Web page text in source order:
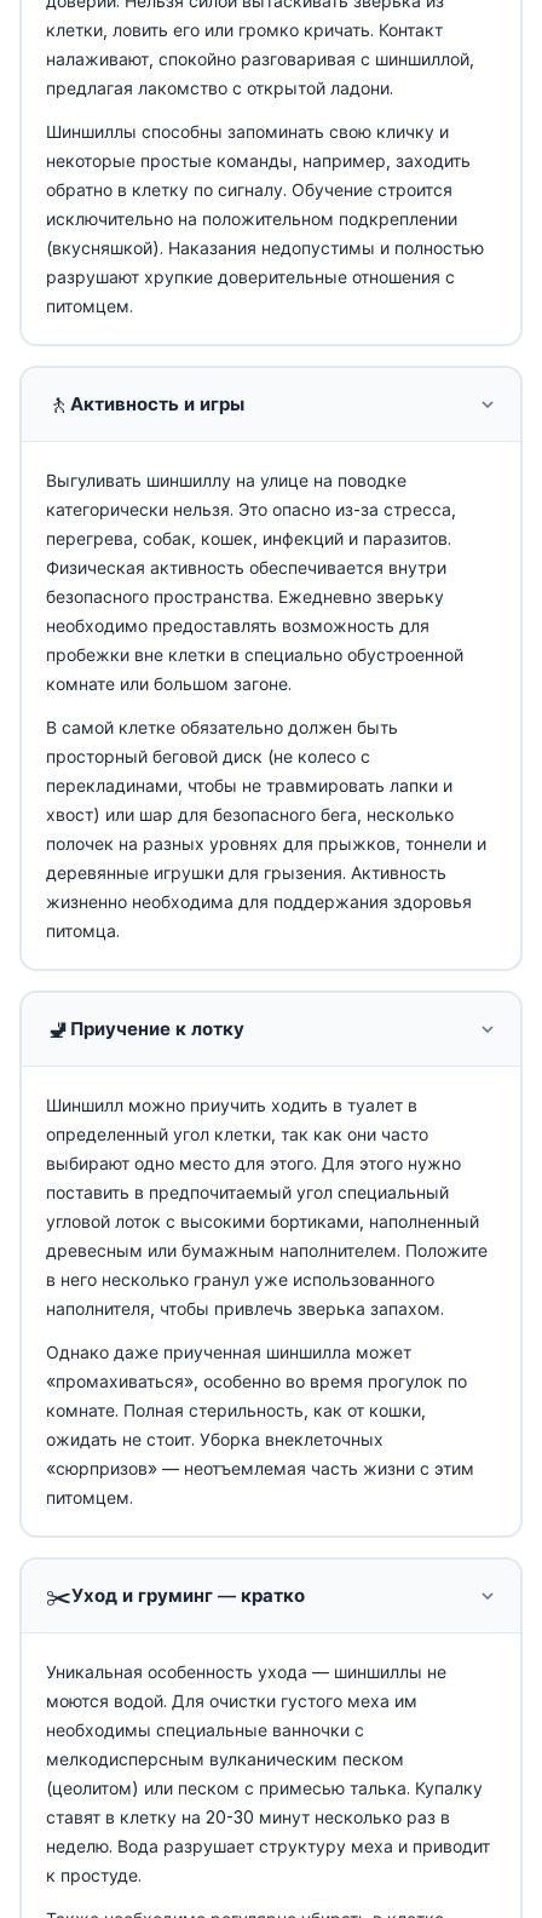
клетки, ловить его или громко кричать. Контакт
налаживают, спокойно разговаривая с шиншиллой,
предлагая лакомство с открытой ладони.
Шиншиллы способны запоминать свою кличку и
некоторые простые команды, например, заходить
обратно в клетку по сигналу. Обучение строится
исключительно на положительном подкреплении
(вкусняшкой). Наказания недопустимы и полностью
разрушают хрупкие доверительные отношения с
питомцем.
🚶 Активность и игры
Выгуливать шиншиллу на улице на поводке
категорически нельзя. Это опасно из-за стресса,
перегрева, собак, кошек, инфекций и паразитов.
Физическая активность обеспечивается внутри
безопасного пространства. Ежедневно зверьку
необходимо предоставлять возможность для
пробежки вне клетки в специально обустроенной
комнате или большом загоне.
В самой клетке обязательно должен быть
просторный беговой диск (не колесо с
перекладинами, чтобы не травмировать лапки и
хвост) или шар для безопасного бега, несколько
полочек на разных уровнях для прыжков, тоннели и
деревянные игрушки для грызения. Активность
жизненно необходима для поддержания здоровья
питомца.
🚽 Приучение к лотку
Шиншилл можно приучить ходить в туалет в
определенный угол клетки, так как они часто
выбирают одно место для этого. Для этого нужно
поставить в предпочитаемый угол специальный
угловой лоток с высокими бортиками, наполненный
древесным или бумажным наполнителем. Положите
в него несколько гранул уже использованного
наполнителя, чтобы привлечь зверька запахом.
Однако даже приученная шиншилла может
«промахиваться», особенно во время прогулок по
комнате. Полная стерильность, как от кошки,
ожидать не стоит. Уборка внеклеточных
«сюрпризов» — неотъемлемая часть жизни с этим
питомцем.
✂️Уход и груминг — кратко
Уникальная особенность ухода — шиншиллы не
моются водой. Для очистки густого меха им
необходимы специальные ванночки с
мелкодисперсным вулканическим песком
(цеолитом) или песком с примесью талька. Купалку
ставят в клетку на 20-30 минут несколько раз в
неделю. Вода разрушает структуру меха и приводит
к простуде.